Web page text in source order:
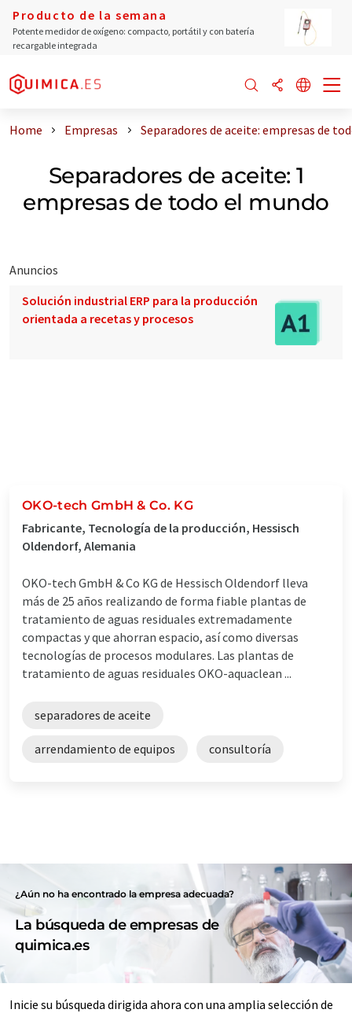
Producto de la semana
Potente medidor de oxígeno: compacto, portátil y con batería
recargable integrada
Home Empresas Separadores de aceite: empresas de
Separadores de aceite: 1
empresas de todo el mundo
Anuncios
Solución industrial ERP para la producción
orientada a recetas y procesos
OKO-tech GmbH & Co. KG
Fabricante, Tecnología de la producción, Hessisch
Oldendorf, Alemania
OKO-tech GmbH & Co KG de Hessisch Oldendorf lleva
más de 25 años realizando de forma fiable plantas de
tratamiento de aguas residuales extremadamente
compactas y que ahorran espacio, así como diversas
tecnologías de procesos modulares. Las plantas de
tratamiento de aguas residuales OKO-aquaclean ...
separadores de aceite
arrendamiento de equipos consultoría
¿Aún no ha encontrado la empresa adecuada?
La búsqueda de empresas de
quimica.es
Inicie su búsqueda dirigida ahora con una amplia selección de